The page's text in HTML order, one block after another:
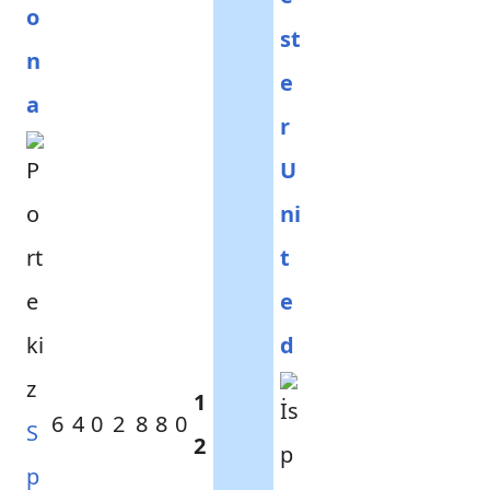
o
n
a
S
p
6 4 0 2 8 8 0
1
2
st
e
r
U
ni
t
e
d